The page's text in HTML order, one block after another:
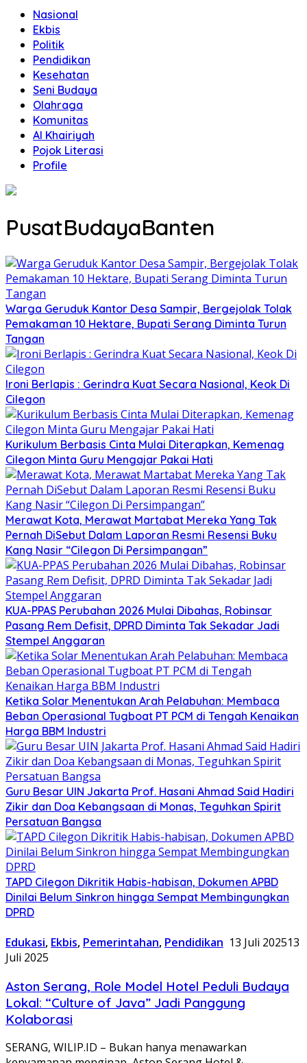
Nasional
Ekbis
Politik
Pendidikan
Kesehatan
Seni Budaya
Olahraga
Komunitas
Al Khairiyah
Pojok Literasi
Profile
PusatBudayaBanten
Warga Geruduk Kantor Desa Sampir, Bergejolak Tolak
Pemakaman 10 Hektare, Bupati Serang Diminta Turun
Tangan
Ironi Berlapis : Gerindra Kuat Secara Nasional, Keok Di
Cilegon
Kurikulum Berbasis Cinta Mulai Diterapkan, Kemenag
Cilegon Minta Guru Mengajar Pakai Hati
Merawat Kota, Merawat Martabat Mereka Yang Tak
Pernah DiSebut Dalam Laporan Resmi Resensi Buku
Kang Nasir “Cilegon Di Persimpangan”
KUA-PPAS Perubahan 2026 Mulai Dibahas, Robinsar
Pasang Rem Defisit, DPRD Diminta Tak Sekadar Jadi
Stempel Anggaran
Ketika Solar Menentukan Arah Pelabuhan: Membaca
Beban Operasional Tugboat PT PCM di Tengah Kenaikan
Harga BBM Industri
Guru Besar UIN Jakarta Prof. Hasani Ahmad Said Hadiri
Zikir dan Doa Kebangsaan di Monas, Teguhkan Spirit
Persatuan Bangsa
TAPD Cilegon Dikritik Habis-habisan, Dokumen APBD
Dinilai Belum Sinkron hingga Sempat Membingungkan
DPRD
Edukasi, Ekbis, Pemerintahan, Pendidikan 13 Juli 202513
Juli 2025
Aston Serang, Role Model Hotel Peduli Budaya
Lokal: “Culture of Java” Jadi Panggung
Kolaborasi
SERANG, WILIP.ID – Bukan hanya menawarkan